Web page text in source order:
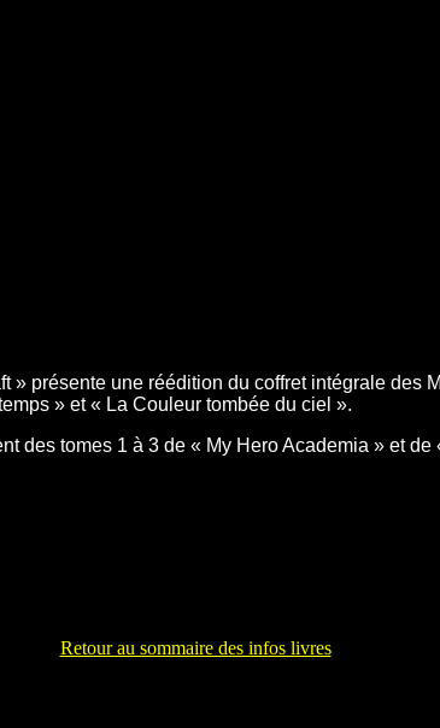
» présente une réédition du coffret intégrale des
» et « La Couleur tombée du ciel ».
des tomes 1 à 3 de « My Hero Academia » et de
Retour au sommaire des infos livres